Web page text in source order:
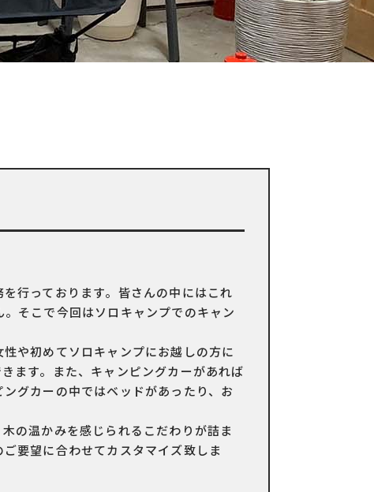
行っております。皆さんの中にはこれ
そこで今回はソロキャンプでのキャン
や初めてソロキャンプにお越しの方に
ます。また、キャンピングカーがあれば
グカーの中ではベッドがあったり、お
の温かみを感じられるこだわりが詰ま
要望に合わせてカスタマイズ致しま